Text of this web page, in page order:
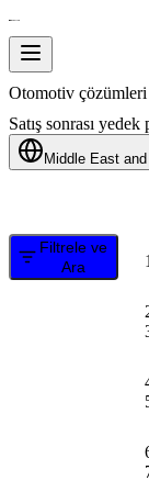
Otomotiv çözümleri
Satış sonrası yedek
Middle East
Filtrele ve
Ara